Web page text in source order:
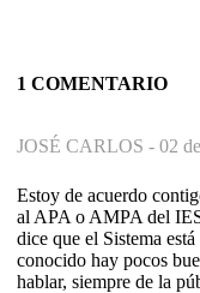
1 COMENTARIO
JOSÉ CARLOS - 02
Estoy de acuerdo
al APA o AMPA del
dice que el Sistema
conocido hay pocos
hablar, siempre de la